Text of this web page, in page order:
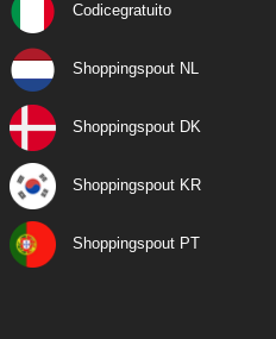
Codicegratuito
Shoppingspout NL
Shoppingspout DK
Shoppingspout KR
Shoppingspout PT